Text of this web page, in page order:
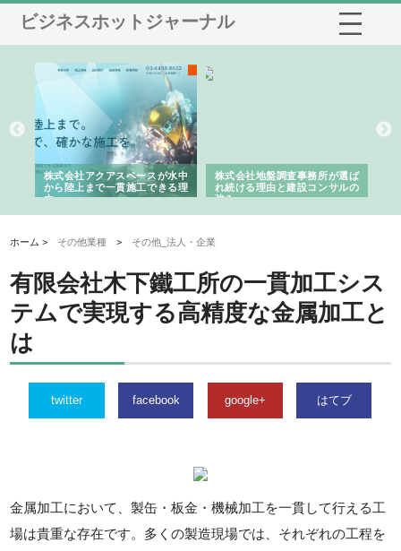
ビジネスホットジャーナル
株式会社アクアスペースが水中
から陸上まで一貫施工できる理
由
株式会社地盤調査事務所が選ば
れ続ける理由と建設コンサルの
強み
ホーム > その他業種 > その他_法人・企業
有限会社木下鐵工所の一貫加工シス
テムで実現する高精度な金属加工と
は
twitter facebook google+ はてブ
金属加工において、製缶・板金・機械加工を一貫して行える工
場は貴重な存在です。多くの製造現場では、それぞれの工程を